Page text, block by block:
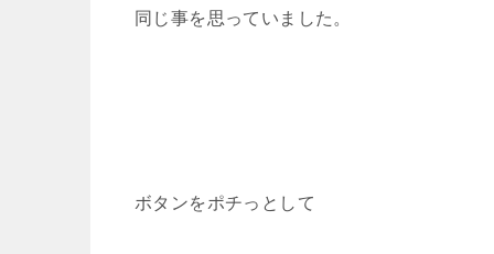
同じ事を思っていました。
ボタンをポチっとして